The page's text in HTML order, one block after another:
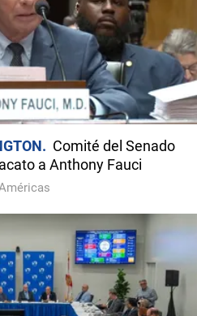
Comité del Senado
a Anthony Fauci